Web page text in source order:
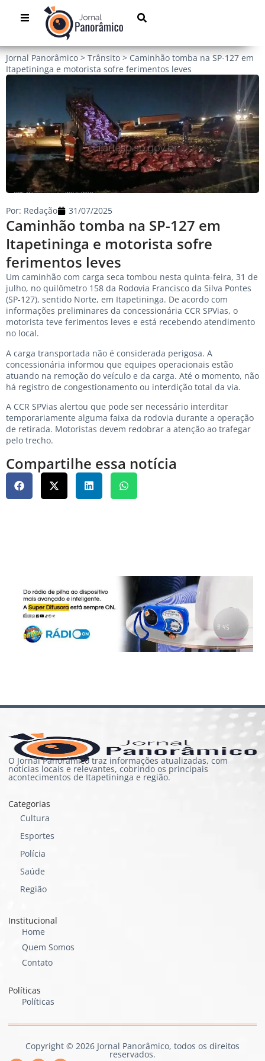
Jornal Panorâmico > Trânsito > Caminhão tomba na SP-127 em
Itapetininga e motorista sofre ferimentos leves
Caminhão tomba na SP-127 em
Itapetininga e motorista sofre
ferimentos leves
Por: Redação 31/07/2025
Um caminhão com carga seca tombou nesta quinta-feira, 31 de
julho, no quilômetro 158 da Rodovia Francisco da Silva Pontes
(SP-127), sentido Norte, em Itapetininga. De acordo com
informações preliminares da concessionária CCR SPVias, o
motorista teve ferimentos leves e está recebendo atendimento
no local.
A carga transportada não é considerada perigosa. A
concessionária informou que equipes operacionais estão
atuando na remoção do veículo e da carga. Até o momento, não
há registro de congestionamento ou interdição total da via.
A CCR SPVias alertou que pode ser necessário interditar
temporariamente alguma faixa da rodovia durante a operação
de retirada. Motoristas devem redobrar a atenção ao trafegar
pelo trecho.
Compartilhe essa notícia
O Jornal Panorâmico traz informações atualizadas, com
notícias locais e relevantes, cobrindo os principais
acontecimentos de Itapetininga e região.
Categorias
Cultura
Esportes
Polícia
Saúde
Região
Institucional
Home
Quem Somos
Contato
Políticas
Políticas
Copyright © 2026 Jornal Panorâmico, todos os direitos
reservados.